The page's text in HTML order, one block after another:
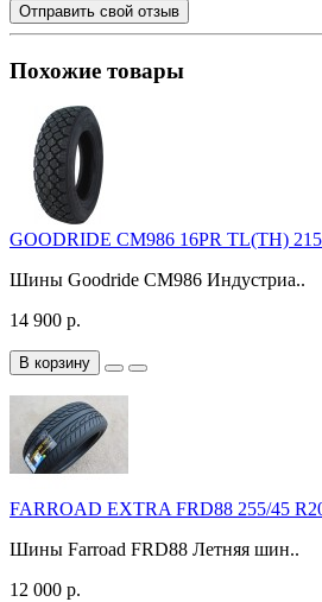
Отправить свой отзыв
Похожие товары
GOODRIDE CM986 16PR TL(TH)
Шины Goodride CM986 Индустриа..
14 900 р.
В корзину
FARROAD EXTRA FRD88 255/45
Шины Farroad FRD88 Летняя шин..
12 000 р.